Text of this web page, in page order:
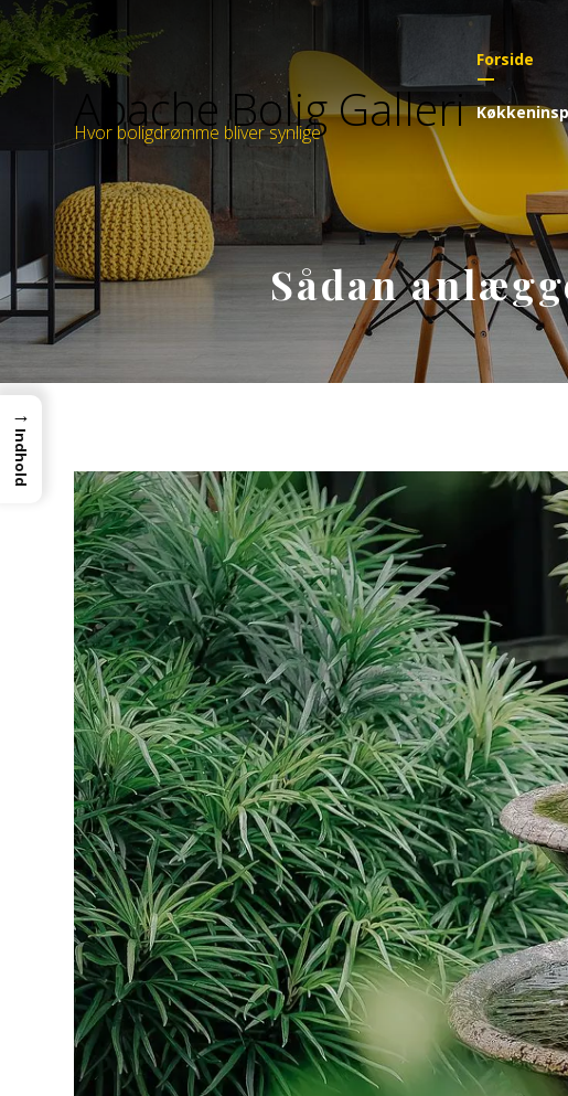
Apache Bolig Galleri
Hvor boligdrømme bliver synlige
Forside
Sådan
→
Indhold